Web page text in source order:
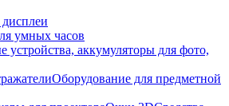
умных часов
устройства, аккумуляторы для фото,
Оборудование для предметной